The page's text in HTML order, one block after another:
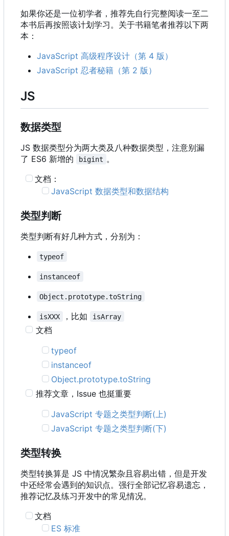
如果你还是一位初学者，推荐先自行完整阅读一至二
本书后再按照该计划学习。关于书籍笔者推荐以下两
本：
JavaScript 高级程序设计（第 4 版）
JavaScript 忍者秘籍（第 2 版）
JS
数据类型
JS 数据类型分为两大类及八种数据类型，注意别漏
了 ES6 新增的
bigint 。
文档：
JavaScript 数据类型和数据结构
类型判断
类型判断有好几种方式，分别为：
typeof
instanceof
Object.prototype.toString
isXXX ，比如 isArray
文档
typeof
instanceof
Object.prototype.toString
推荐文章 ， Issue 也挺重要
JavaScript 专题之类型判断(上)
JavaScript 专题之类型判断(下)
类型转换
类型转换算是 JS 中情况繁杂且容易出错，但是开发
中还经常会遇到的知识点。强行全部记忆容易遗忘，
推荐记忆及练习开发中的常见情况。
文档
ES 标准